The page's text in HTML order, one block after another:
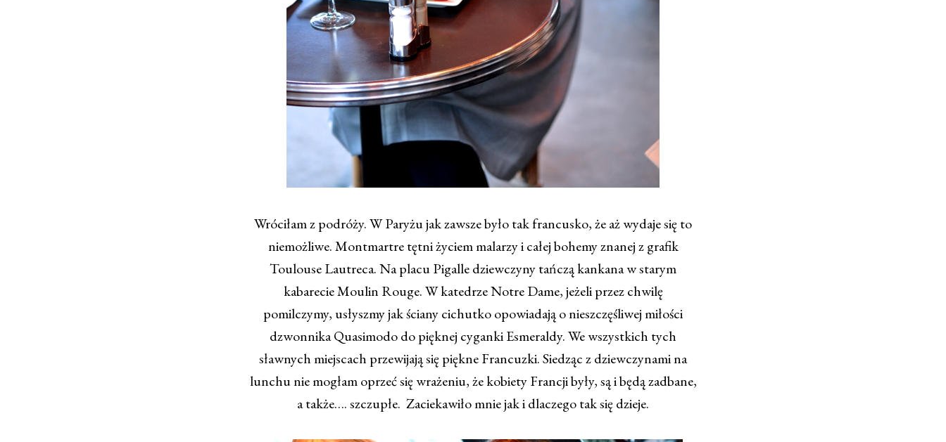
Wróciłam z podróży. W Paryżu jak zawsze było tak francusko, że aż wydaje się to
niemożliwe. Montmartre tętni życiem malarzy i całej bohemy znanej z grafik
Toulouse Lautreca. Na placu Pigalle dziewczyny tańczą kankana w starym
kabarecie Moulin Rouge. W katedrze Notre Dame, jeżeli przez chwilę
pomilczymy, usłyszmy jak ściany cichutko opowiadają o nieszczęśliwej miłości
dzwonnika Quasimodo do pięknej cyganki Esmeraldy. We wszystkich tych
sławnych miejscach przewijają się piękne Francuzki. Siedząc z dziewczynami na
lunchu nie mogłam oprzeć się wrażeniu, że kobiety Francji były, są i będą zadbane,
a także…. szczupłe. Zaciekawiło mnie jak i dlaczego tak się dzieje.